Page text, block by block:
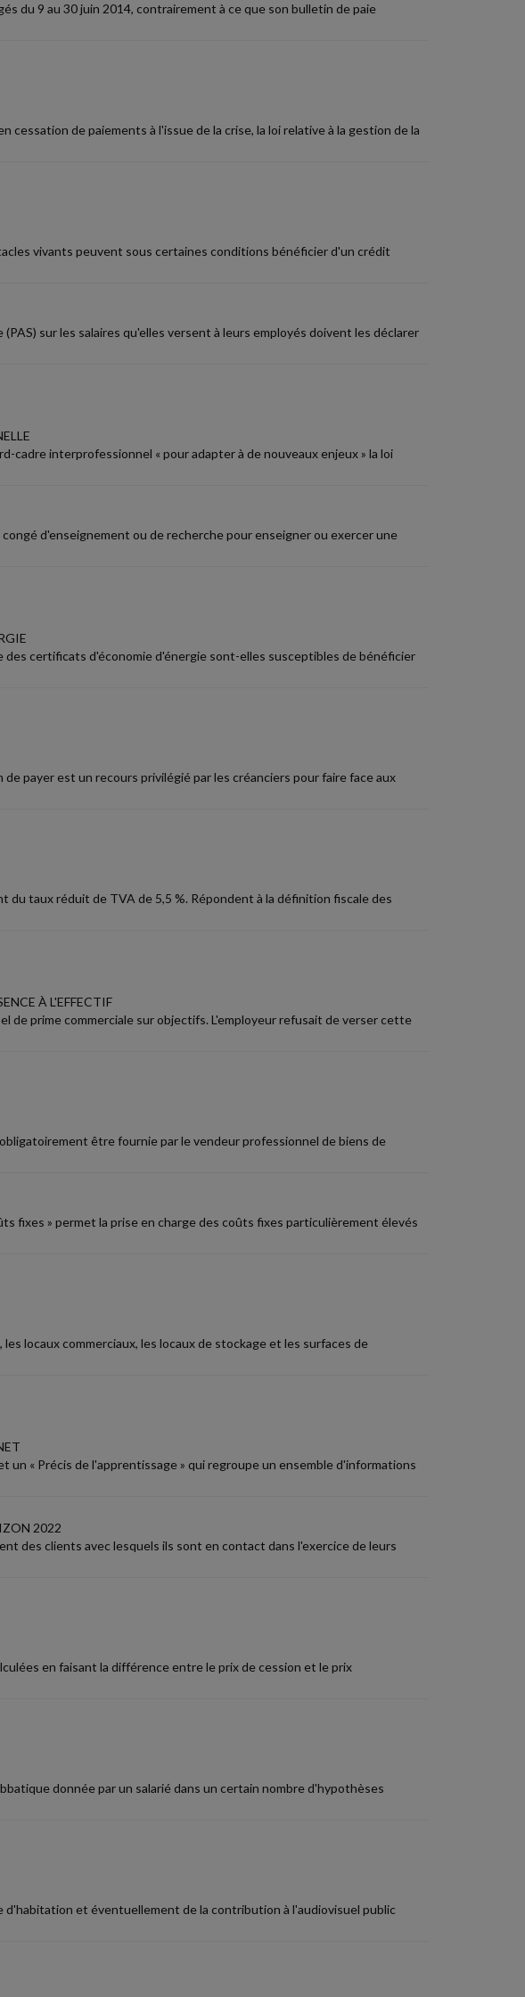
du 9 au 30 juin 2014, contrairement à ce que son bulletin de paie
de paiements à l'issue de la crise, la loi relative à la gestion de la
vivants peuvent sous certaines conditions bénéficier d'un crédit
sur les salaires qu'elles versent à leurs employés doivent les déclarer
interprofessionnel « pour adapter à de nouveaux enjeux » la loi
d'enseignement ou de recherche pour enseigner ou exercer une
certificats d'économie d'énergie sont-elles susceptibles de bénéficier
payer est un recours privilégié par les créanciers pour faire face aux
taux réduit de TVA de 5,5 %. Répondent à la définition fiscale des
À L'EFFECTIF
de prime commerciale sur objectifs. L'employeur refusait de verser cette
être fournie par le vendeur professionnel de biens de
fixes » permet la prise en charge des coûts fixes particulièrement élevés
locaux commerciaux, les locaux de stockage et les surfaces de
un « Précis de l'apprentissage » qui regroupe un ensemble d'informations
2022
des clients avec lesquels ils sont en contact dans l'exercice de leurs
en faisant la différence entre le prix de cession et le prix
donnée par un salarié dans un certain nombre d'hypothèses
d'habitation et éventuellement de la contribution à l'audiovisuel public